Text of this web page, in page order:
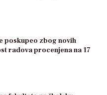
poskupeo zbog novih
radova procenjena na 17